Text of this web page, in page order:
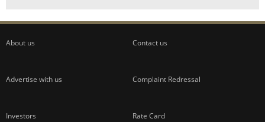
About us Contact us
Advertise with us Complaint Redressal
Investors Rate Card